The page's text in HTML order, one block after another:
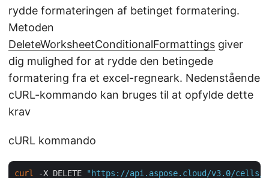
rydde formateringen af betinget formatering.
Metoden
DeleteWorksheetConditionalFormattings giver
dig mulighed for at rydde den betingede
formatering fra et excel-regneark. Nedenstående
cURL-kommando kan bruges til at opfylde dette
krav
cURL kommando
curl -X DELETE
"https://api.aspose.cloud/v3.0/cells/